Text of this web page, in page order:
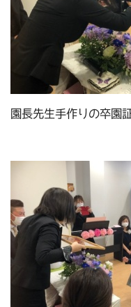
園長先生手作りの卒園